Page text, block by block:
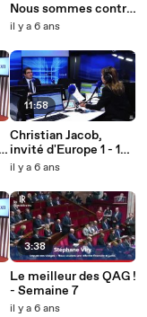
Nous sommes contre
la fermeture de
il y a 6 ans
11:58
Christian Jacob,
invité d'Europe 1 - 18
février 2020
il y a 6 ans
3:38
Le meilleur des QAG !
- Semaine 7
il y a 6 ans